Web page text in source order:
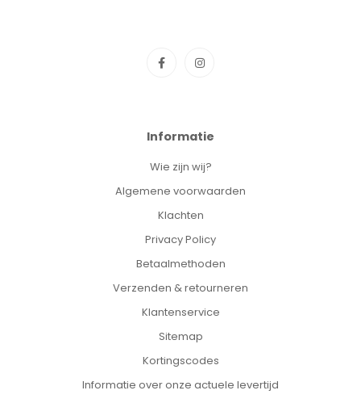
Informatie
Wie zijn wij?
Algemene voorwaarden
Klachten
Privacy Policy
Betaalmethoden
Verzenden & retourneren
Klantenservice
Sitemap
Kortingscodes
Informatie over onze actuele levertijd